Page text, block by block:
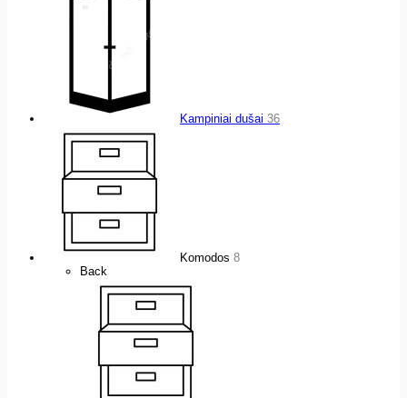
Kampiniai dušai 36
Komodos 8
Back